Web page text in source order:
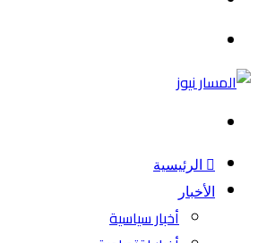
الرئيسية
الأخبار
أخبار سياسية